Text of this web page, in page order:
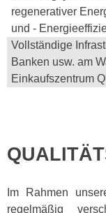
regenerativer
und -
Vollständige
Banken usw. am
Einkaufszentrum
Im Rahmen
regelmäßig